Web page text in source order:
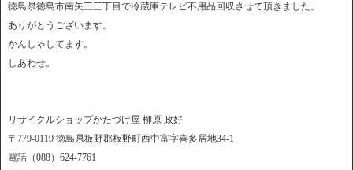
徳島県徳島市南矢三三丁目で冷蔵庫テレビ不用品回収させて頂きました。
ありがとうございます。
かんしゃしてます。
しあわせ。
リサイクルショップかたづけ屋 柳原 政好
〒779-0119 徳島県板野郡板野町西中富字喜多居地34-1
電話（088）624-7761